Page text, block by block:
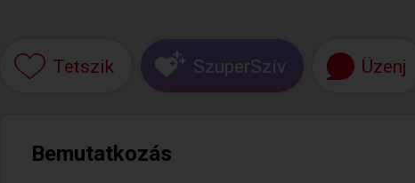
Tetszik SzuperSzív Üzenj
Bemutatkozás